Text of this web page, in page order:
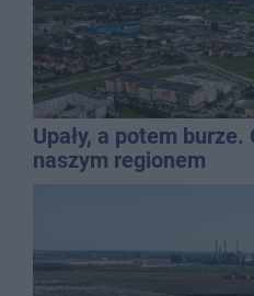
Upały, a potem
naszym regionem